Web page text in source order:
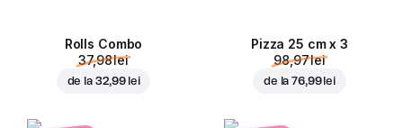
Rolls Combo
37,98 lei
de la 32,99 lei
Pizza 25 cm x 3
98,97 lei
de la76,99 lei